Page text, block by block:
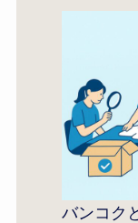
バンコク